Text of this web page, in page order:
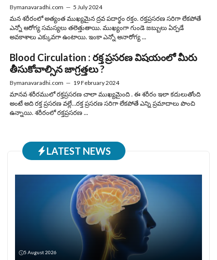
Bymanavaradhi.com — 5 July 2024
మన శరీరంలో అత్యంత ముఖ్యమైన ద్రవ పదార్థం రక్తం. రక్తప్రసరణ సరిగా లేకపోతే
ఎన్నో ఆరోగ్య సమస్యలు తలెత్తుతాయి. ముఖ్యంగా గుండె జబ్బులు ఏర్పడే
అవకాశాలు ఎక్కువగా ఉంటాయి. ఇంకా ఎన్నో అనారోగ్య ...
Blood Circulation : రక్త ప్రసరణ విషయంలో మీరు
తీసుకోవాల్సిన జాగ్రత్తలు ?
Bymanavaradhi.com — 19 February 2024
మానవ శరీరములో రక్తప్రసరణ చాలా ముఖ్యమైంది . ఈ శరీరం ఇలా కదులుతోంది
అంటే అది రక్త ప్రసరణ వల్లే…రక్త ప్రసరణ సరిగా లేకపోతే ఎన్ని ప్రమాదాలు పొంచి
ఉన్నాయి. శరీరంలో రక్తప్రసరణ ...
LATEST NEWS
5 August 2026